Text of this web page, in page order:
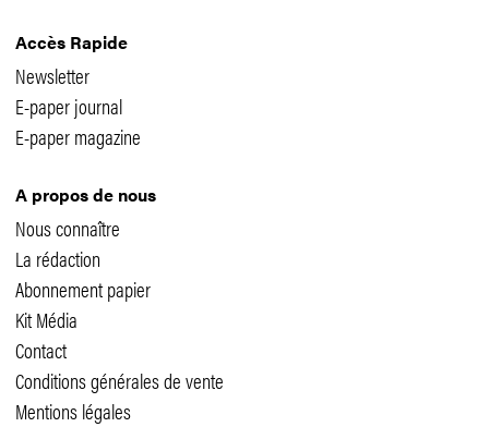
Accès Rapide
Newsletter
E-paper journal
E-paper magazine
A propos de nous
Nous connaître
La rédaction
Abonnement papier
Kit Média
Contact
Conditions générales de vente
Mentions légales